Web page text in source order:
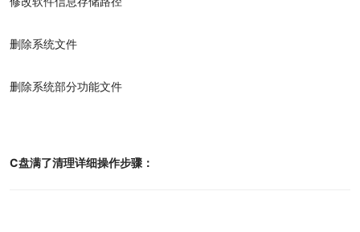
删除系统文件
删除系统部分功能文件
C盘满了清理详细操作步骤：